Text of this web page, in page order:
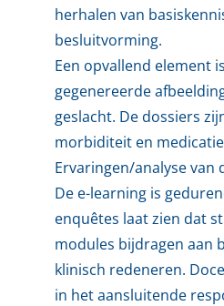
herhalen van
besluitvorming.
Een opvallend element
gegenereerde
geslacht. De dossiers
morbiditeit en
Ervaringen/analyse van
De e-learning is
enquêtes laat zien dat
modules bijdragen aan
klinisch redeneren.
in het aansluitende